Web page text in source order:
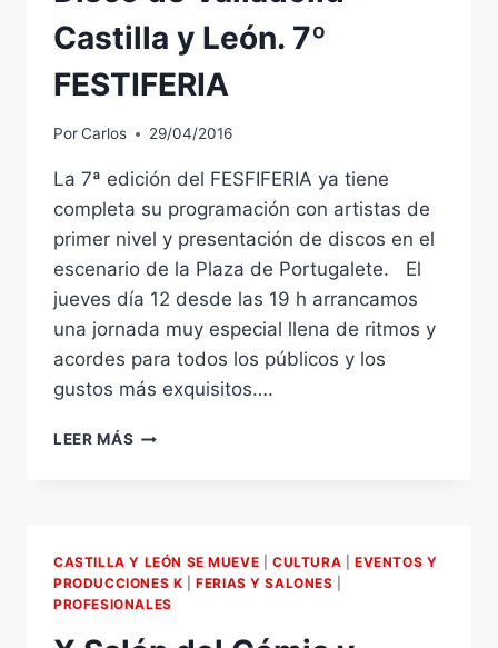
Castilla y León. 7º
FESTIFERIA
PorCarlos 29/04/2016
La 7ª edición del FESFIFERIA ya tiene
completa su programación con artistas de
primer nivel y presentación de discos en el
escenario de la Plaza de Portugalete. El
jueves día 12 desde las 19 h arrancamos
una jornada muy especial llena de ritmos y
acordes para todos los públicos y los
gustos más exquisitos….
LEER MÁS 31ª
VALLADOLID-
CASTILLA
LEÓN.
CASTILLA Y LEÓN SE MUEVE |CULTURA |EVENTOS Y
PRODUCCIONES K |FERIAS Y SALONES
PROFESIONALES